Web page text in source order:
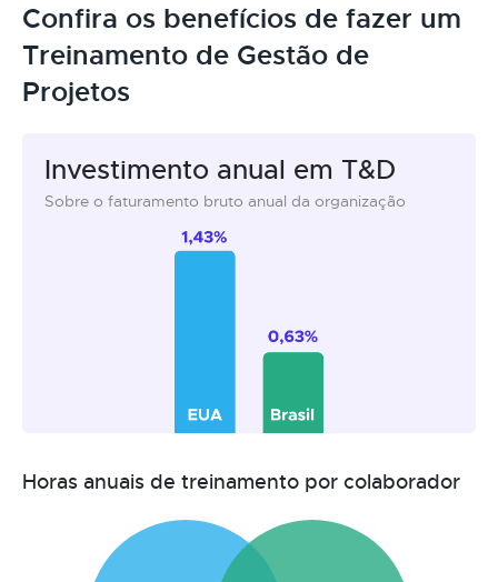
Confira os benefícios de fazer um
Treinamento de Gestão de
Projetos
Investimento anual em T&D
Sobre o faturamento bruto anual da organização
Horas anuais de treinamento por colaborador